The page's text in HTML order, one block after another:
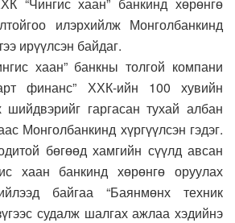
илэрхийлж Монголбанкинд
ирүүлсэн байдаг.
хаан” банкны толгой компани
финанс” ХХК-ийн 100 хувийн
шийдвэрийг гаргасан тухай албан
Монголбанкинд хүргүүлсэн гэдэг.
бөгөөд хамгийн сүүлд авсан
хаан банкинд хөрөнгө оруулах
байгаа “Баянмөнх техник
судалж шалгах ажлаа хэдийнэ